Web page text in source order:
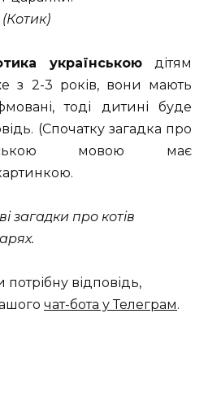
(Котик)
українською дітям
з 2-3 років, вони мають
тоді дитині буде
(Спочатку загадка про
мовою має
загадки про котів
відповідь,
чат-бота у Телеграм.